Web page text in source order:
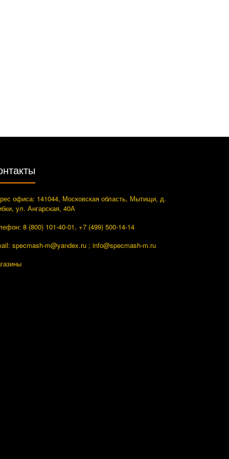
офиса: 141044, Московская область, Мытищи, д.
ул. Ангарская, 40А
8 (800) 101-40-01, +7 (499) 500-14-14
specmash-m@yandex.ru ; info@specmash-m.ru